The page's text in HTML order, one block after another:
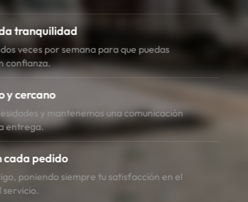
tranquilidad
veces por semana para que puedas
confianza.
y cercano
y mantenemos una comunicación
entrega.
cada pedido
poniendo siempre tu satisfacción en el
servicio.